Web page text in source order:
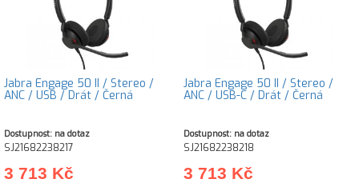
Jabra Engage 50 II / Stereo /
ANC / USB / Drát / Černá
Dostupnost: na dotaz
SJ21682238217
3 713 Kč
Jabra Engage 50 II / Stereo /
ANC / USB-C / Drát / Černá
Dostupnost: na dotaz
SJ21682238218
3 713 Kč